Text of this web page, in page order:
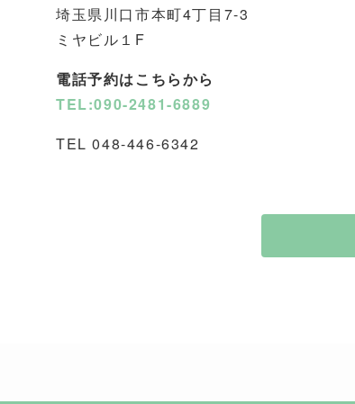
埼玉県川口市本町4丁目7-3
ミヤビル１F
電話予約はこちらから
TEL:090-2481-6889
TEL 048-446-6342